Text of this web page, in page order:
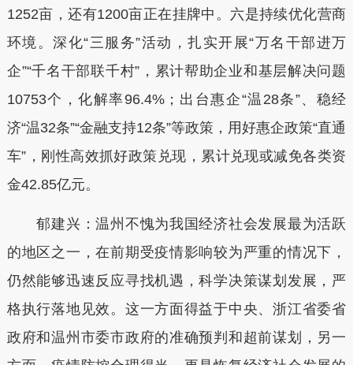
1252亩，还有1200亩正在挂牌中。六是持续优化营商
环境。深化“三服务”活动，扎实开展“万名干部进万
企”“千名干部联千村”，累计帮助企业和基层解决问题
10753个，化解率96.4%；出台惠企“温28条”、稳经
济“温32条”“金融支持12条”等政策，用好惠企政策“直通
车”，刚性高效抓好政策兑现，累计兑现或减免各类资
金42.85亿元。
郁建兴：温州不愧为我国经济社会发展最为活跃
的地区之一，在前期受疫情影响较为严重的情况下，
仍然能够迅速反应寻找机遇，科学决策谋划发展，严
格执行落地见效。这一方面得益于中央、浙江省委省
政府和温州市委市政府的准确预判和超前谋划，另一